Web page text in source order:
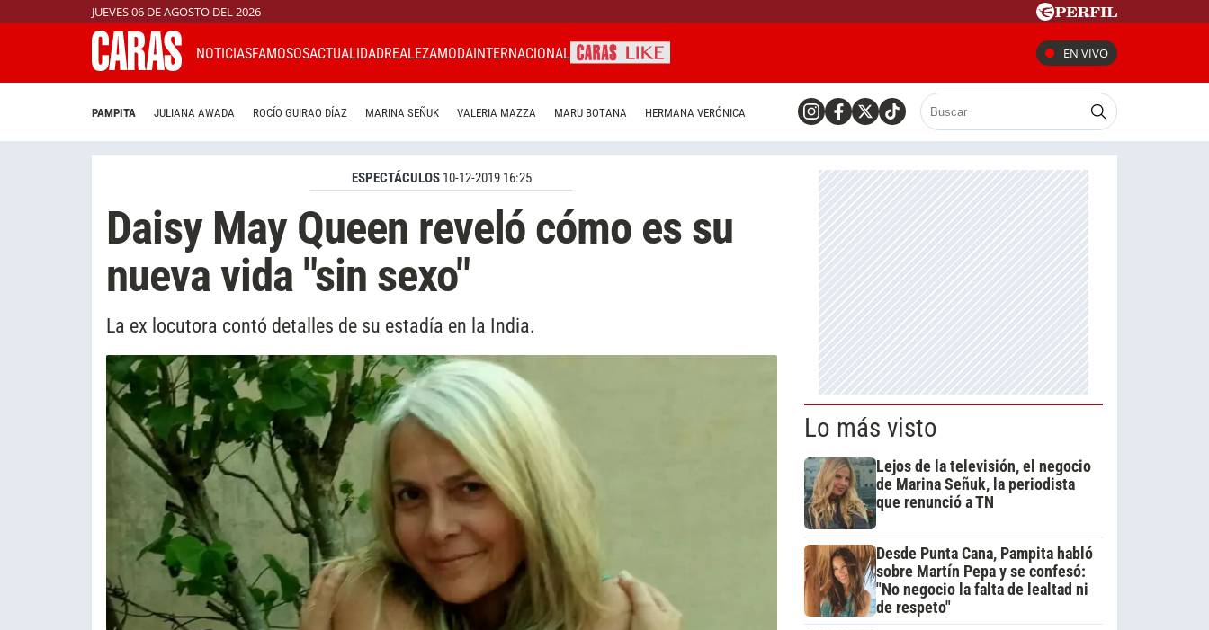
JUEVES 06 DE AGOSTO DEL 2026
NOTICIASFAMOSOSACTUALIDADREALEZAMODAINTERNACIONAL EN VIVO
PAMPITA JULIANA AWADA ROCÍO GUIRAO DÍAZ MARINA SEÑUK VALERIA MAZZA MARU BOTANA HERMANA VERÓNICA
ESPECTÁCULOS 10-12-2019 16:25
Daisy May Queen reveló cómo es su
nueva vida "sin sexo"
La ex locutora contó detalles de su estadía en la India.
Lo más visto
Lejos de la televisión, el negocio
de Marina Señuk, la periodista
que renunció a TN
Desde Punta Cana, Pampita habló
sobre Martín Pepa y se confesó:
"No negocio la falta de lealtad ni
de respeto"